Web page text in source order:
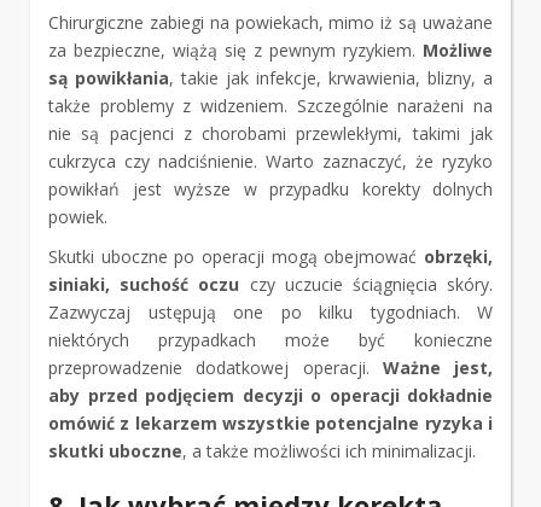
Chirurgiczne zabiegi na powiekach, mimo iż są uważane
za bezpieczne, wiążą się z pewnym ryzykiem. Możliwe
są powikłania, takie jak infekcje, krwawienia, blizny, a
także problemy z widzeniem. Szczególnie narażeni na
nie są pacjenci z chorobami przewlekłymi, takimi jak
cukrzyca czy nadciśnienie. Warto zaznaczyć, że ryzyko
powikłań jest wyższe w przypadku korekty dolnych
powiek.
Skutki uboczne po operacji mogą obejmować obrzęki,
siniaki, suchość oczu czy uczucie ściągnięcia skóry.
Zazwyczaj ustępują one po kilku tygodniach. W
niektórych przypadkach może być konieczne
przeprowadzenie dodatkowej operacji. Ważne jest,
aby przed podjęciem decyzji o operacji dokładnie
omówić z lekarzem wszystkie potencjalne ryzyka i
skutki uboczne, a także możliwości ich minimalizacji.